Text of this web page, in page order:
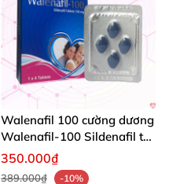
Walenafil 100 cường dương
Walenafil-100 Sildenafil trị
xuất tinh sớm tăng sinh lý
kéo dài thời gian
350.000₫
389.000₫
-10%